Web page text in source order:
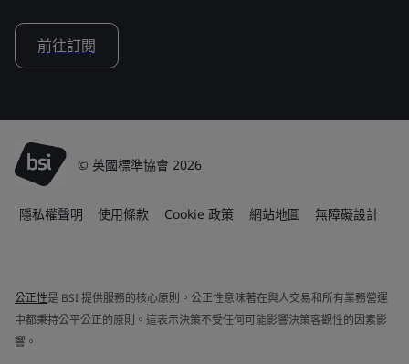
前往訂閱
© 英國標準協會 2026
隱私權聲明 使用條款 Cookie 政策 網站地圖 無障礙設計
公正性是 BSI 提供服務的核心原則。公正性意味著在與人交易和所有業務營運
中都秉持公平公正的原則。這表示決策不受任何可能影響決策客觀性的因素影
響。